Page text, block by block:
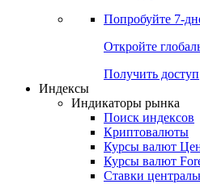
Попробуйте 7-
Откройте
Получить доступ
Индексы
Индикаторы рынка
Поиск индексов
Криптовалюты
Курсы валют
Курсы валют
Ставки